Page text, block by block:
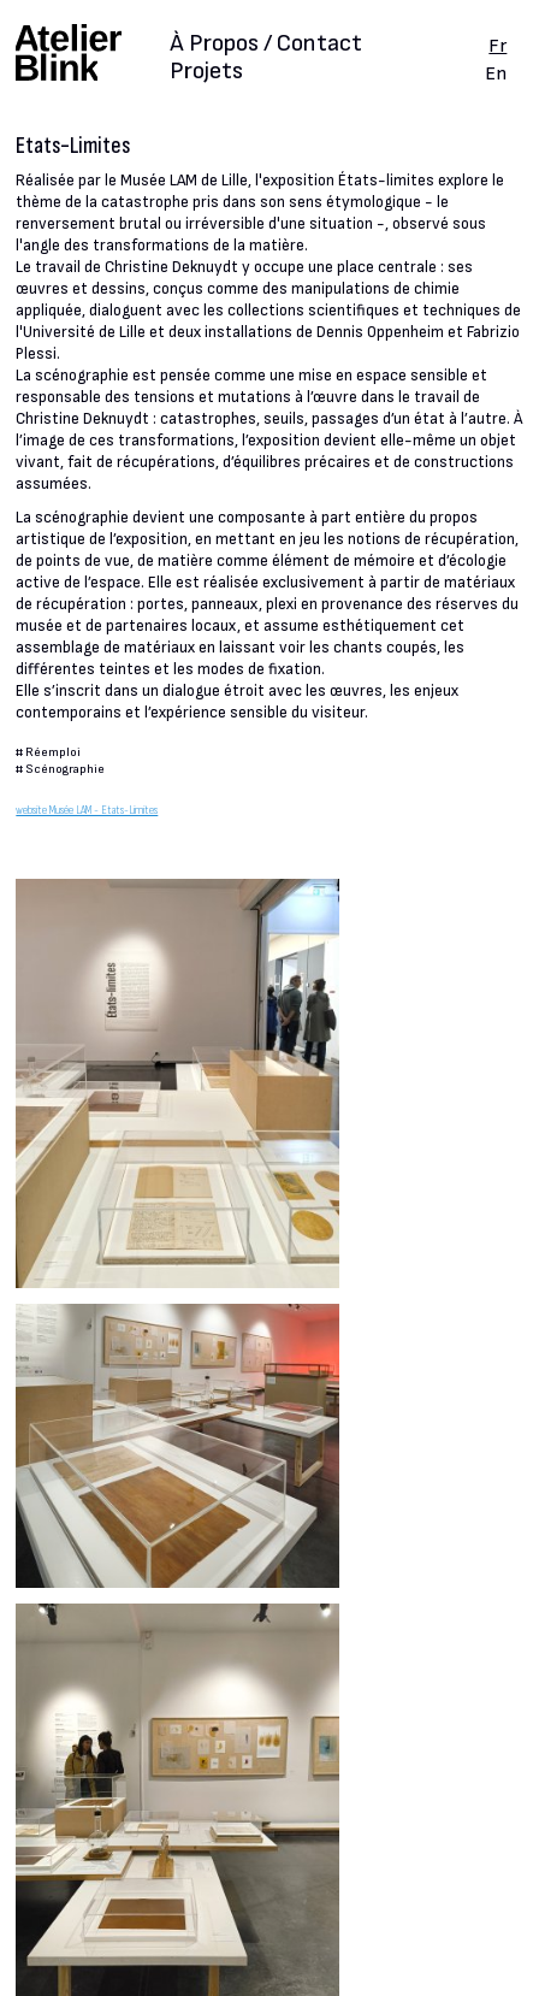
Projets
À Propos / Contact
Fr
En
Etats-Limites
Réalisée par le Musée LAM de Lille, l'exposition États-limites explore le
thème de la catastrophe pris dans son sens étymologique - le
renversement brutal ou irréversible d'une situation -, observé sous
l'angle des transformations de la matière.
Le travail de Christine Deknuydt y occupe une place centrale : ses
œuvres et dessins, conçus comme des manipulations de chimie
appliquée, dialoguent avec les collections scientifiques et techniques de
l'Université de Lille et deux installations de Dennis Oppenheim et Fabrizio
Plessi.
La scénographie est pensée comme une mise en espace sensible et
responsable des tensions et mutations à l’œuvre dans le travail de
Christine Deknuydt : catastrophes, seuils, passages d’un état à l’autre. À
l’image de ces transformations, l’exposition devient elle-même un objet
vivant, fait de récupérations, d’équilibres précaires et de constructions
assumées.
La scénographie devient une composante à part entière du propos
artistique de l’exposition, en mettant en jeu les notions de récupération,
de points de vue, de matière comme élément de mémoire et d’écologie
active de l’espace. Elle est réalisée exclusivement à partir de matériaux
de récupération : portes, panneaux, plexi en provenance des réserves du
musée et de partenaires locaux, et assume esthétiquement cet
assemblage de matériaux en laissant voir les chants coupés, les
différentes teintes et les modes de fixation.
Elle s’inscrit dans un dialogue étroit avec les œuvres, les enjeux
contemporains et l’expérience sensible du visiteur.
# Réemploi
# Scénographie
website Musée LAM - Etats-Limites